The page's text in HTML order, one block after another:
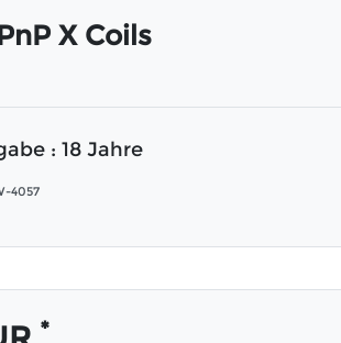
X Coils
: 18 Jahre
4057
*